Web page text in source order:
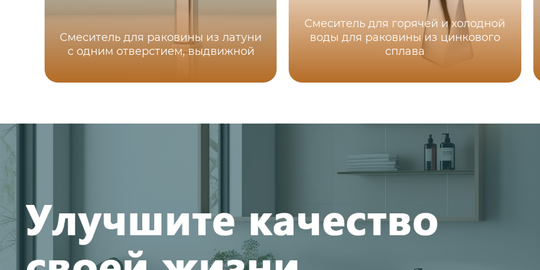
Смеситель для раковины из латуни
с одним отверстием, выдвижной
Смеситель для горячей и холодной
воды для раковины из цинкового
сплава